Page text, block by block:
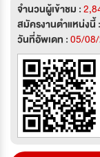
จำนวนผู้เข้าชม :
สมัครงานตำแหน่งนี้ :
วันที่อัพเดท :05/